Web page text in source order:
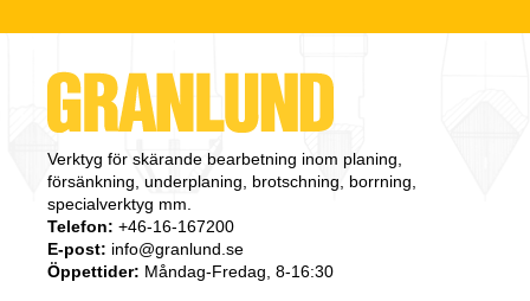
Verktyg för skärande bearbetning inom planing,
försänkning, underplaning, brotschning, borrning,
specialverktyg mm.
Telefon: +46-16-167200
E-post: info@granlund.se
Öppettider: Måndag-Fredag, 8-16:30